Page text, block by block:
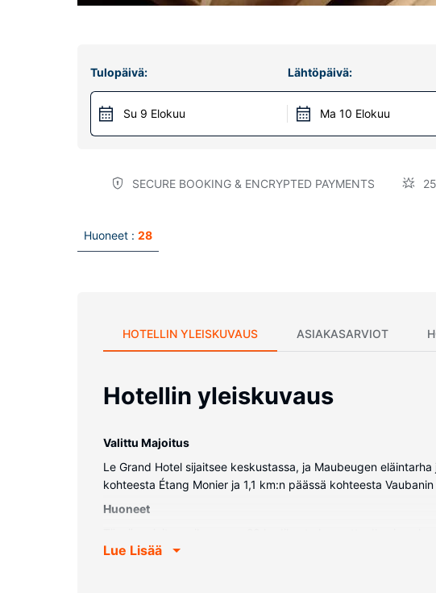
Tulopäivä:
Su 9 Elokuu
Lähtöpäivä:
Ma 10 Elokuu
SECURE BOOKING & ENCRYPTED PAYMENTS
Huoneet : 28
HOTELLIN YLEISKUVAUS ASIAKASARVIOT
Hotellin yleiskuvaus
Valittu Majoitus
Le Grand Hotel sijaitsee keskustassa, ja Maubeugen
kohteesta Étang Monier ja 1,1 km:n päässä kohteesta
Huoneet
varusteluun kuuluu ilmaiset hygieniatuotteet ja
Lue Lisää